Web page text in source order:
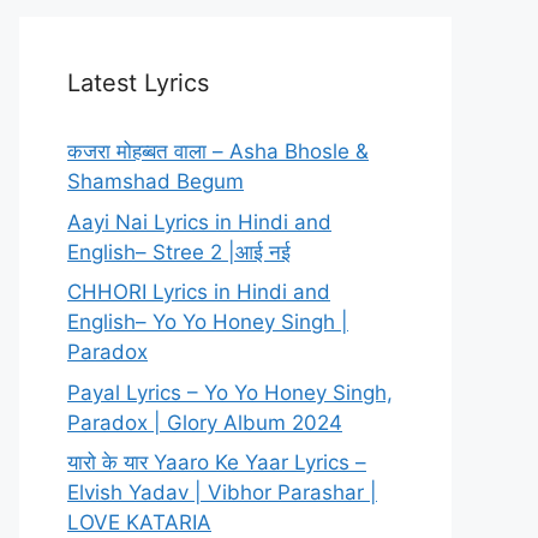
Latest Lyrics
कजरा मोहब्बत वाला – Asha Bhosle &
Shamshad Begum
Aayi Nai Lyrics in Hindi and
English– Stree 2 |आई नई
CHHORI Lyrics in Hindi and
English– Yo Yo Honey Singh |
Paradox
Payal Lyrics – Yo Yo Honey Singh,
Paradox | Glory Album 2024
यारो के यार Yaaro Ke Yaar Lyrics –
Elvish Yadav | Vibhor Parashar |
LOVE KATARIA